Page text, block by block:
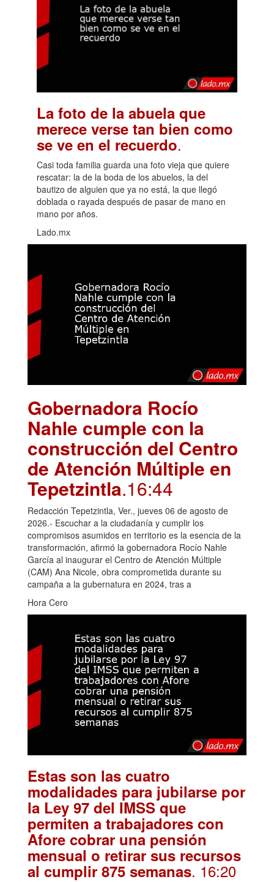
La foto de la abuela que
merece verse tan bien como
se ve en el recuerdo.
Casi toda familia guarda una foto vieja que quiere
rescatar: la de la boda de los abuelos, la del
bautizo de alguien que ya no está, la que llegó
doblada o rayada después de pasar de mano en
mano por años.
Lado.mx
Gobernadora Rocío
Nahle cumple con la
construcción del Centro
de Atención Múltiple en
Tepetzintla.16:44
Redacción Tepetzintla, Ver., jueves 06 de agosto de
2026.- Escuchar a la ciudadanía y cumplir los
compromisos asumidos en territorio es la esencia de la
transformación, afirmó la gobernadora Rocío Nahle
García al inaugurar el Centro de Atención Múltiple
(CAM) Ana Nicole, obra comprometida durante su
campaña a la gubernatura en 2024, tras a
Hora Cero
Estas son las cuatro
modalidades para jubilarse por
la Ley 97 del IMSS que
permiten a trabajadores con
Afore cobrar una pensión
mensual o retirar sus recursos
al cumplir 875 semanas. 16:20